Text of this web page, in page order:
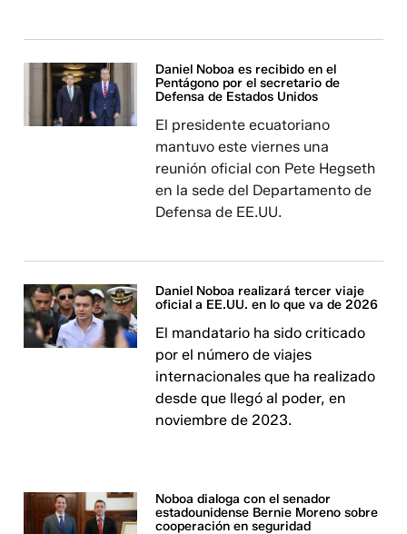
Daniel Noboa es recibido en el
Pentágono por el secretario de
Defensa de Estados Unidos
El presidente ecuatoriano
mantuvo este viernes una
reunión oficial con Pete Hegseth
en la sede del Departamento de
Defensa de EE.UU.
Daniel Noboa realizará tercer viaje
oficial a EE.UU. en lo que va de 2026
El mandatario ha sido criticado
por el número de viajes
internacionales que ha realizado
desde que llegó al poder, en
noviembre de 2023.
Noboa dialoga con el senador
estadounidense Bernie Moreno sobre
cooperación en seguridad